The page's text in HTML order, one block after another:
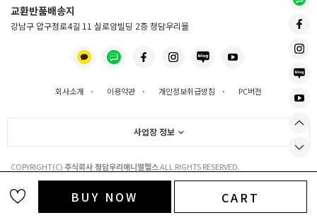
BUY NOW CART
교환반품배송지
강남구 압구정로4길 11 실로암빌딩 2층 청담우리몰
회사소개 · 이용약관 · 개인정보취급방침 · PC버전
사업장 정보
COPYRIGHT(C)주식회사 청담우리애니멀헬스ALL RIGHTS RESERVED.